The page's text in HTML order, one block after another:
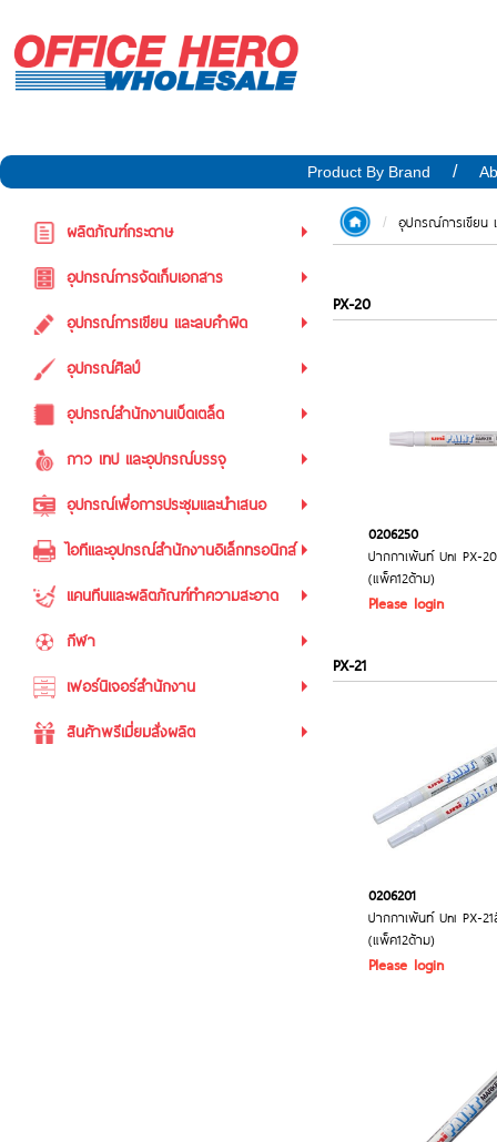
Product By Brand
ผลิตภัณฑ์กระดาษ
อุปกรณ์การจัดเก็บเอกสาร
อุปกรณ์การเขียน และลบคำผิด
อุปกรณ์ศิลป์
อุปกรณ์สำนักงานเบ็ดเตล็ด
กาว เทป และอุปกรณ์บรรจุ
อุปกรณ์เพื่อการประชุมและนำเสนอ
ไอทีและอุปกรณ์สำนักงานอิเล็กทรอนิกส์
แคนทีนและผลิตภัณฑ์ทำความสะอาด
กีฬา
เฟอร์นิเจอร์สำนักงาน
สินค้าพรีเมี่ยมสั่งผลิต
อุปกรณ์การเขียน
PX-20
0206250
ปากกาเพ้นท์ Uni PX-
(แพ็ค12ด้าม)
Please login
PX-21
0206201
ปากกาเพ้นท์ Uni PX-
(แพ็ค12ด้าม)
Please login